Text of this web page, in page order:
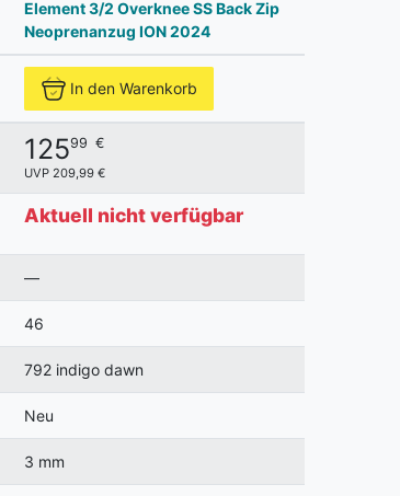
Element 3/2 Overknee SS Back Zip
Neoprenanzug ION 2024
In den Warenkorb
12599 €
UVP 209,99 €
Aktuell nicht verfügbar
—
46
792 indigo dawn
Neu
3 mm